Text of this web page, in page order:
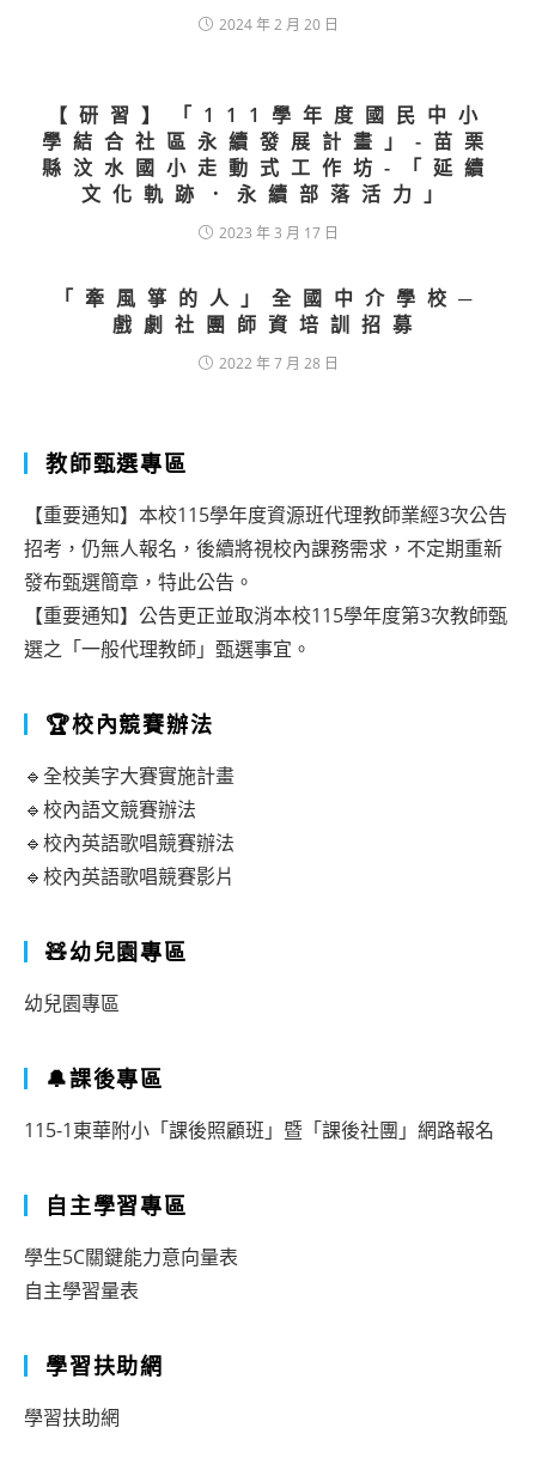
2024 年 2 月 20 日
【研習】「111學年度國民中小
學結合社區永續發展計畫」-苗栗
縣汶水國小走動式工作坊-「延續
文化軌跡．永續部落活力」
2023 年 3 月 17 日
「牽風箏的人」全國中介學校─
戲劇社團師資培訓招募
2022 年 7 月 28 日
教師甄選專區
【重要通知】本校115學年度資源班代理教師業經3次公告
招考，仍無人報名，後續將視校內課務需求，不定期重新
發布甄選簡章，特此公告。
【重要通知】公告更正並取消本校115學年度第3次教師甄
選之「一般代理教師」甄選事宜。
🏆校內競賽辦法
🔹全校美字大賽實施計畫
🔹校內語文競賽辦法
🔹校內英語歌唱競賽辦法
🔹校內英語歌唱競賽影片
🧸幼兒園專區
幼兒園專區
🔔課後專區
115-1東華附小「課後照顧班」暨「課後社團」網路報名
自主學習專區
學生5C關鍵能力意向量表
自主學習量表
學習扶助網
學習扶助網